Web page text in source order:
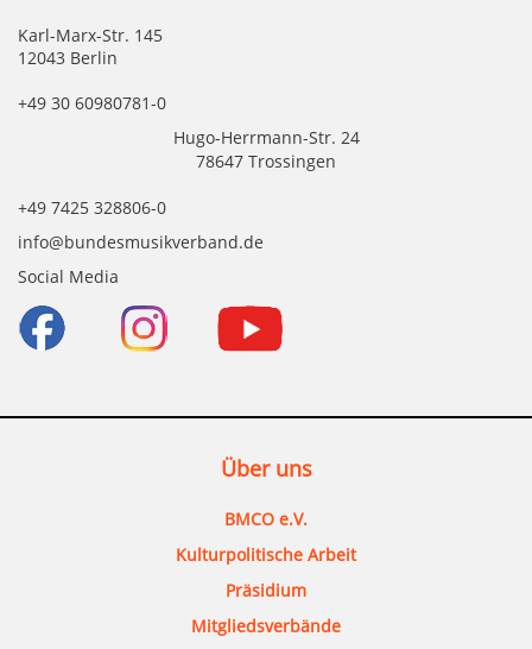
Karl-Marx-Str. 145
12043 Berlin
+49 30 60980781-0
Hugo-Herrmann-Str. 24
78647 Trossingen
+49 7425 328806-0
info@bundesmusikverband.de
Social Media
Über uns
BMCO e.V.
Kulturpolitische Arbeit
Präsidium
Mitgliedsverbände